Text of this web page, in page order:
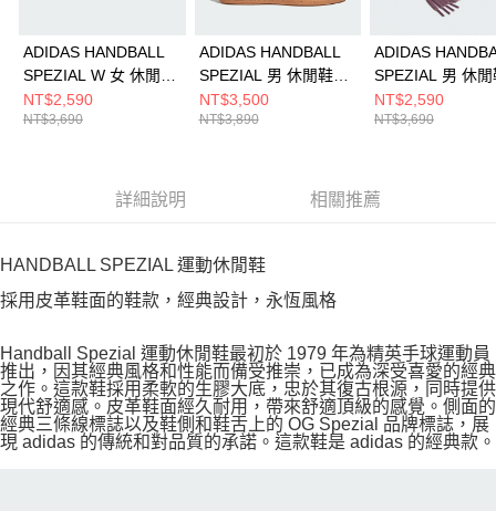
ADIDAS HANDBALL
SPEZIAL W 女 休閒鞋
JR0850
NT$2,590
NT$3,690
ADIDAS HANDBALL
SPEZIAL 男 休閒鞋
KH6921
NT$3,500
NT$3,890
ADIDAS
SPEZIAL 男 休閒
KJ6304
NT$2,590
NT$3,690
詳細說明 相關推薦
HANDBALL SPEZIAL 運動休閒鞋
採用皮革鞋面的鞋款，經典設計，永恆風格
Handball Spezial 運動休閒鞋最初於 1979 年為精英手球運動員
推出，因其經典風格和性能而備受推崇，已成為深受喜愛的經典
之作。這款鞋採用柔軟的生膠大底，忠於其復古根源，同時提供
現代舒適感。皮革鞋面經久耐用，帶來舒適頂級的感覺。側面的
經典三條線標誌以及鞋側和鞋舌上的 OG Spezial 品牌標誌，展
現 adidas 的傳統和對品質的承諾。這款鞋是 adidas 的經典款。